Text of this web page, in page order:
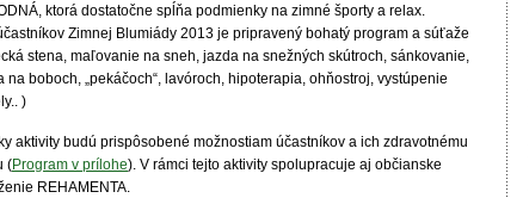
ktorá dostatočne spĺňa podmienky na zimné športy a relax.
Zimnej Blumiády 2013 je pripravený bohatý program a súťaže
stena, maľovanie na sneh, jazda na snežných skútroch, sánkovanie,
na boboch, „pekáčoch“, lavóroch, hipoterapia, ohňostroj, vystúpenie
)
aktivity budú prispôsobené možnostiam účastníkov a ich zdravotnému
(Program v prílohe). V rámci tejto aktivity spolupracuje aj občianske
REHAMENTA.